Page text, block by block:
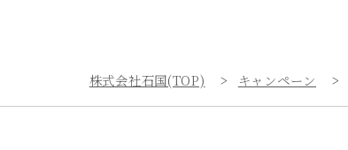
株式会社石国(TOP) キャンペーン